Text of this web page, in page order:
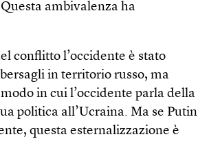
ambivalenza ha
conflitto l’occidente è stato
in territorio russo, ma
in cui l’occidente parla della
politica all’Ucraina. Ma se Putin
questa esternalizzazione è